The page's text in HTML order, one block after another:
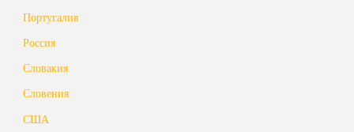
Португалия
Россия
Словакия
Словения
США